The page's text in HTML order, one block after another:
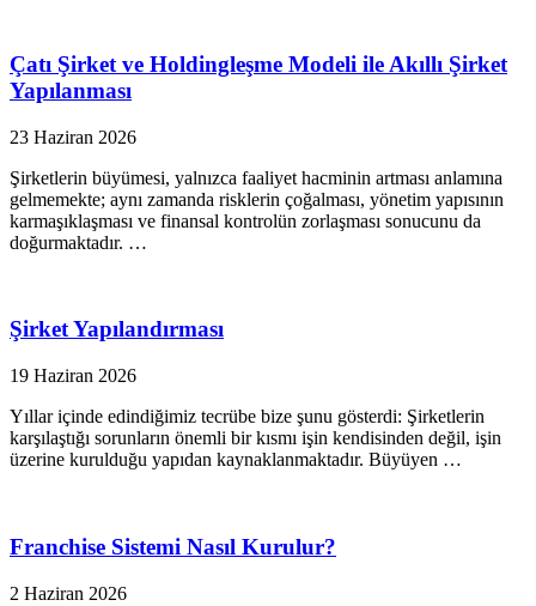
Çatı Şirket ve Holdingleşme Modeli ile Akıllı Şirket
Yapılanması
23 Haziran 2026
Şirketlerin büyümesi, yalnızca faaliyet hacminin artması anlamına
gelmemekte; aynı zamanda risklerin çoğalması, yönetim yapısının
karmaşıklaşması ve finansal kontrolün zorlaşması sonucunu da
doğurmaktadır. …
Şirket Yapılandırması
19 Haziran 2026
Yıllar içinde edindiğimiz tecrübe bize şunu gösterdi: Şirketlerin
karşılaştığı sorunların önemli bir kısmı işin kendisinden değil, işin
üzerine kurulduğu yapıdan kaynaklanmaktadır. Büyüyen …
Franchise Sistemi Nasıl Kurulur?
2 Haziran 2026